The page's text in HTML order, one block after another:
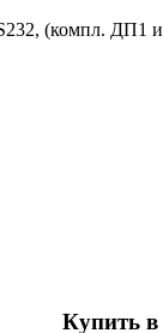
(компл. ДП1
Купить